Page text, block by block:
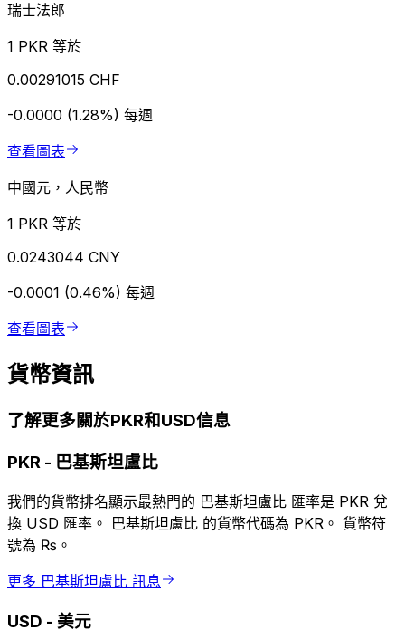
瑞士法郎
1 PKR 等於
0.00291015 CHF
-0.0000 (1.28%) 每週
查看圖表
中國元，人民幣
1 PKR 等於
0.0243044 CNY
-0.0001 (0.46%) 每週
查看圖表
貨幣資訊
了解更多關於PKR和USD信息
PKR - 巴基斯坦盧比
我們的貨幣排名顯示最熱門的 巴基斯坦盧比 匯率是 PKR 兌
換 USD 匯率。 巴基斯坦盧比 的貨幣代碼為 PKR。 貨幣符
號為 ₨。
更多 巴基斯坦盧比 訊息
USD - 美元